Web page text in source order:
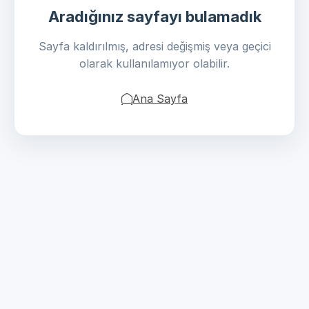
Aradığınız sayfayı bulamadık
Sayfa kaldırılmış, adresi değişmiş veya geçici
olarak kullanılamıyor olabilir.
Ana Sayfa